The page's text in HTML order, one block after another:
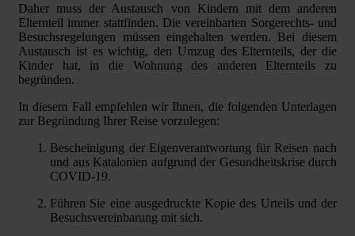
Daher muss der Austausch von Kindern mit dem anderen
Elternteil immer stattfinden. Die vereinbarten Sorgerechts- und
Besuchsregelungen müssen eingehalten werden. Bei diesem
Austausch ist es wichtig, den Umzug des Elternteils, der die
Kinder hat, in die Wohnung des anderen Elternteils zu
begründen.
In diesem Fall empfehlen wir Ihnen, die folgenden Unterlagen
zur Begründung Ihrer Reise vorzulegen:
Bescheinigung der Eigenverantwortung für Reisen nach
und aus Katalonien aufgrund der Gesundheitskrise durch
COVID-19.
Führen Sie eine ausgedruckte Kopie des Urteils und der
Besuchsvereinbarung mit sich.